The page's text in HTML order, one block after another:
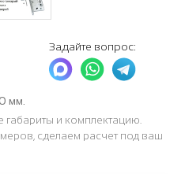
Задайте вопрос:
мм.
габариты и комплектацию.
сделаем расчет под ваш